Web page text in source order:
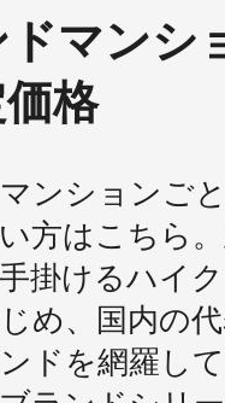
ドマンシ
格
ンションご
方はこちら
掛けるハイ
め、国内の
ドを網羅して